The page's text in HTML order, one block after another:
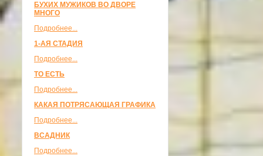
БУХИХ МУЖИКОВ ВО ДВОРЕ
МНОГО
Подробнее...
1-АЯ СТАДИЯ
Подробнее...
ТО ЕСТЬ
Подробнее...
КАКАЯ ПОТРЯСАЮЩАЯ ГРАФИКА
Подробнее...
ВСАДНИК
Подробнее...